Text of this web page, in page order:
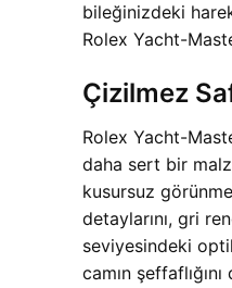
bileğinizdeki
Rolex Yacht-
Çizilmez
Rolex Yacht-
daha sert bir
kusursuz
detaylarını, gri
seviyesindeki
camın